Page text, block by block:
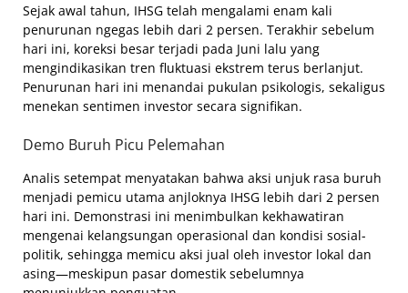
Sejak awal tahun, IHSG telah mengalami enam kali
penurunan ngegas lebih dari 2 persen. Terakhir sebelum
hari ini, koreksi besar terjadi pada Juni lalu yang
mengindikasikan tren fluktuasi ekstrem terus berlanjut.
Penurunan hari ini menandai pukulan psikologis, sekaligus
menekan sentimen investor secara signifikan.
Demo Buruh Picu Pelemahan
Analis setempat menyatakan bahwa aksi unjuk rasa buruh
menjadi pemicu utama anjloknya IHSG lebih dari 2 persen
hari ini. Demonstrasi ini menimbulkan kekhawatiran
mengenai kelangsungan operasional dan kondisi sosial-
politik, sehingga memicu aksi jual oleh investor lokal dan
asing—meskipun pasar domestik sebelumnya